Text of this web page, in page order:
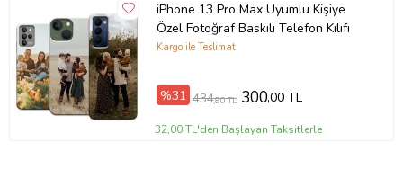
iPhone 13 Pro Max Uyumlu Kişiye
Özel Fotoğraf Baskılı Telefon Kılıfı
Kargo ile Teslimat
%31 434,80 TL 300,00 TL
32,00 TL'den Başlayan Taksitlerle